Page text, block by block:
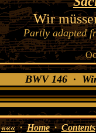
Wir
Partly adapted
BWV 146 ·
«««·Home·Contents